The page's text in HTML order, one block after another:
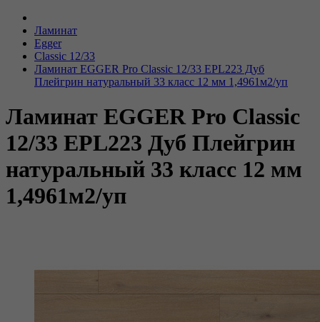
Ламинат
Egger
Classic 12/33
Ламинат EGGER Pro Classic 12/33 EPL223 Дуб
Плейгрин натуральный 33 класс 12 мм 1,4961м2/уп
Ламинат EGGER Pro Classic
12/33 EPL223 Дуб Плейгрин
натуральный 33 класс 12 мм
1,4961м2/уп